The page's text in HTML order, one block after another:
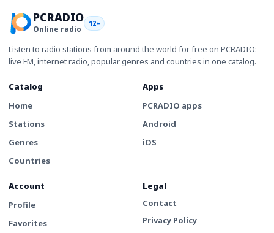
PCRADIO
Online radio
12+
Listen to radio stations from around the world for free on PCRADIO:
live FM, internet radio, popular genres and countries in one catalog.
Catalog
Home
Stations
Genres
Countries
Apps
PCRADIO apps
Android
iOS
Account
Profile
Favorites
Legal
Contact
Privacy Policy